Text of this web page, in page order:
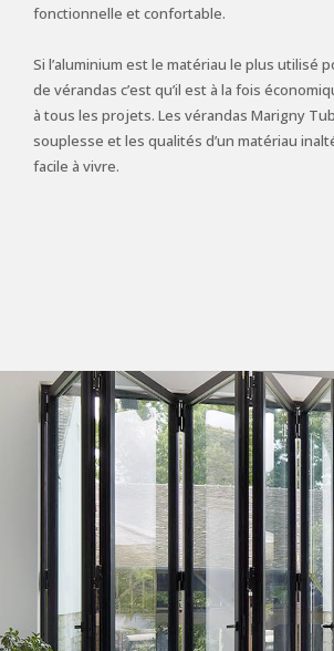
fonctionnelle et confortable.
Si l’aluminium est le matériau le plus utilisé
de vérandas c’est qu’il est à la fois
à tous les projets. Les vérandas Marigny
souplesse et les qualités d’un matériau
facile à vivre.